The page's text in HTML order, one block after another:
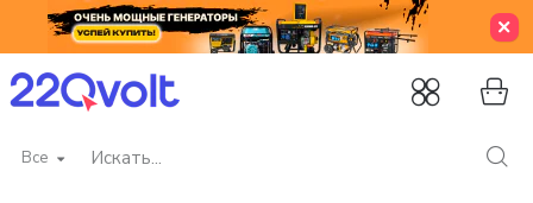
Все
Искать...